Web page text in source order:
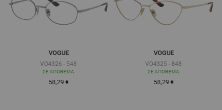
VOGUE
VO4326 - 548
ΣΕ ΑΠΌΘΕΜΑ
Τόσο χαμηλά όσο
58,29 €
VOGUE
VO4325 - 848
ΣΕ ΑΠΌΘΕΜΑ
Τόσο χαμηλά όσο
58,29 €